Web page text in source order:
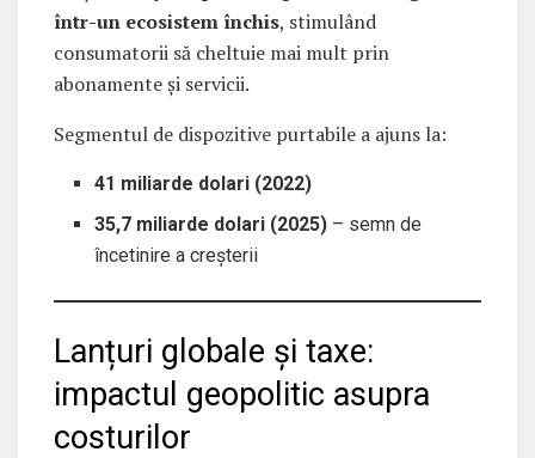
într-un ecosistem închis, stimulând
consumatorii să cheltuie mai mult prin
abonamente și servicii.
Segmentul de dispozitive purtabile a ajuns la:
41 miliarde dolari (2022)
35,7 miliarde dolari (2025) – semn de
încetinire a creșterii
Lanțuri globale și taxe:
impactul geopolitic asupra
costurilor